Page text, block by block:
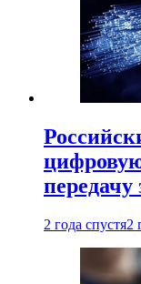
передачу
2 года спустя2